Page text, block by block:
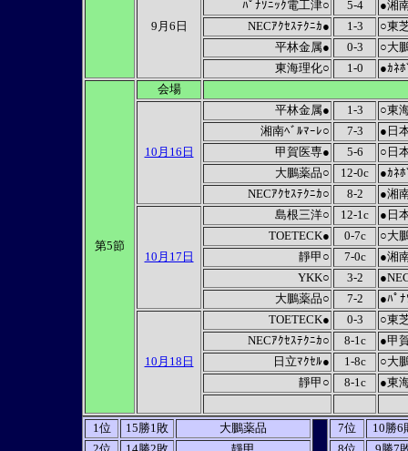
9月6日
ﾊﾟﾅｿﾆｯｸ電工津○
5-4
●湘
NECｱｸｾｽﾃｸﾆｶ●
1-3
○東
平林金属●
0-3
○大
東海理化○
1-0 ●ｶﾈ
第5節
会場
10月16日
平林金属● 1-3
○東
湘南ﾍﾞﾙﾏｰﾚ○
7-3
●日
甲賀医専●
5-6
○日
大鵬薬品○
12-0c
●ｶﾈ
NECｱｸｾｽﾃｸﾆｶ○
8-2 ●湘
10月17日
島根三洋○ 12-1c
●日
TOETECK●
0-7c
○大
靜甲○
7-0c
●湘
YKK○
3-2
大鵬薬品○
7-2 ●ﾊﾟ
10月18日
TOETECK● 0-3
○東
NECｱｸｾｽﾃｸﾆｶ○
8-1c
●甲
日立ﾏｸｾﾙ●
1-8c
○大
靜甲○
8-1c ●東
1位 15勝1敗 大鵬薬品 7位
10勝6